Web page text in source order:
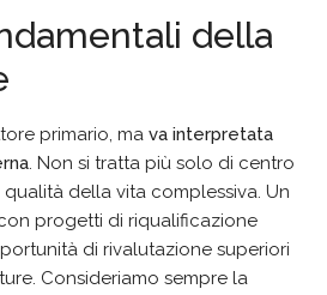
della
primario, mava interpretata
. Non si tratta più solo di centro
qualità della vita complessiva. Un
progetti di riqualificazione
di rivalutazione superiori
Consideriamo sempre la